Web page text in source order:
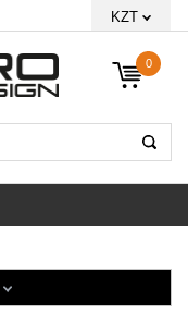
KZT
0